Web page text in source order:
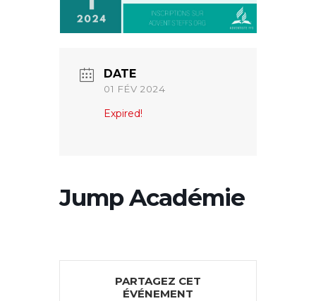
DATE
01 FÉV 2024
Expired!
Jump Académie
PARTAGEZ CET
ÉVÉNEMENT